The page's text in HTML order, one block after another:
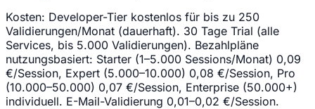
Kosten: Developer-Tier kostenlos für bis zu 250
Validierungen/Monat (dauerhaft). 30 Tage Trial (alle
Services, bis 5.000 Validierungen). Bezahlpläne
nutzungsbasiert: Starter (1–5.000 Sessions/Monat) 0,09
€/Session, Expert (5.000–10.000) 0,08 €/Session, Pro
(10.000–50.000) 0,07 €/Session, Enterprise (50.000+)
individuell. E-Mail-Validierung 0,01–0,02 €/Session.